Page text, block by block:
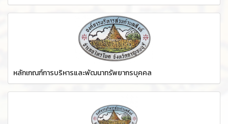
หลักเกณฑ์การบริหารและพัฒนาทรัพยากรบุคคล